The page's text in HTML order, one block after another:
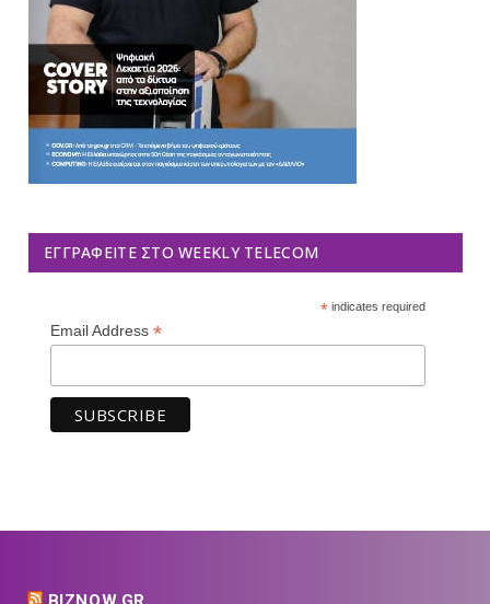
ΕΓΓΡΑΦΕΊΤΕ ΣΤΟ WEEKLY TELECOM
*indicates required
Email Address *